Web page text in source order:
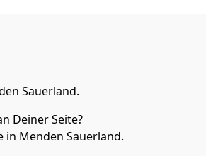
Sauerland.
Deiner Seite?
Menden Sauerland.